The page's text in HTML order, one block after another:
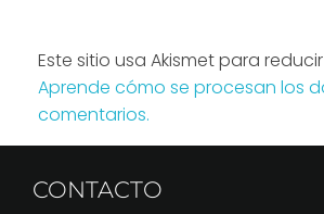
Este sitio usa Akismet para
Aprende cómo se procesan los
comentarios.
CONTACTO